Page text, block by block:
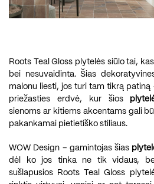
Roots Teal Gloss plytelės siūlo tai,
bei nesuvaidinta. Šias
malonu liesti, jos turi tam tikrą patiną
priežasties erdvė, kur šios
sienoms ar kitiems akcentams gali
pakankamai pietietiško stiliaus.
WOW Design – gamintojas šias
dėl ko jos tinka ne tik vidaus,
sušlapusios Roots Teal Gloss